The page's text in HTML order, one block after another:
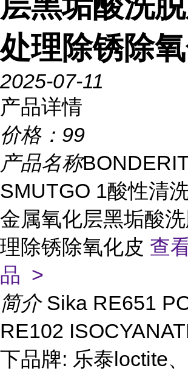
处理除锈除
2025-07-11
产品详情
价格： 99
产品名称
SMUTGO 1酸性清
金属氧化层黑垢酸
理除锈除氧化皮 查
品 >
简介 Sika RE651
RE102
下品牌: 乐泰loctite、